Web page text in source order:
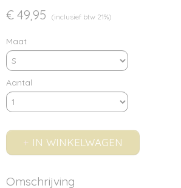
€ 49,95 (inclusief btw 21%)
Maat
Aantal
IN WINKELWAGEN
Omschrijving